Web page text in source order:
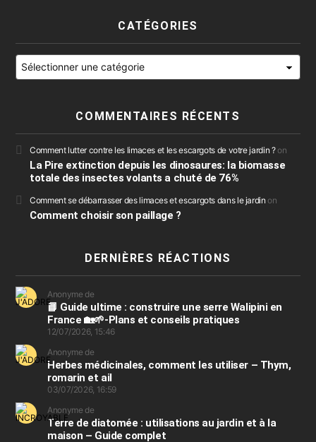
CATÉGORIES
Catégories
COMMENTAIRES RÉCENTS
Comment lutter contre les limaces et les escargots de votre jardin ?on
La Pire extinction depuis les dinosaures: la biomasse
totale des insectes volants a chuté de 76%
Comment se débarrasser des limaces et escargots dans le jardin on
Comment choisir son paillage ?
DERNIÈRES RÉACTIONS
Anonyme de
📘 Guide ultime : construire une serre Walipini en
France 🏡🌱-Plans et conseils pratiques
12/07/2026, 15:46
Anonyme de
Herbes médicinales, comment les utiliser – Thym,
romarin et ail
03/07/2026, 16:59
Anonyme de
Terre de diatomée : utilisations au jardin et à la
maison – Guide complet